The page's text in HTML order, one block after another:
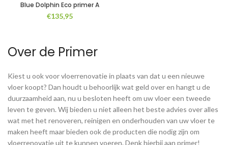
Blue Dolphin Eco primer A
€135,95
Over de Primer
Kiest u ook voor vloerrenovatie in plaats van dat u een nieuwe
vloer koopt? Dan houdt u behoorlijk wat geld over en hangt u de
duurzaamheid aan, nu u besloten heeft om uw vloer een tweede
leven te geven. Wij bieden u niet alleen het beste advies over alles
wat met het renoveren, reinigen en onderhouden van uw vloer te
maken heeft maar bieden ook de producten die nodig zijn om
vloerrenovatie uit te kunnen voeren. Denk hierbij aan primer!